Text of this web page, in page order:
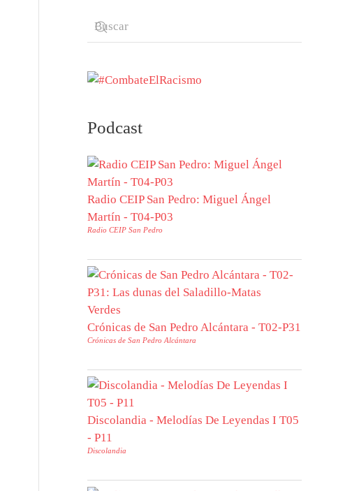
Podcast
Radio CEIP San Pedro: Miguel Ángel
Martín - T04-P03
Radio CEIP San Pedro
Crónicas de San Pedro Alcántara - T02-P31
Crónicas de San Pedro Alcántara
Discolandia - Melodías De Leyendas I T05
- P11
Discolandia